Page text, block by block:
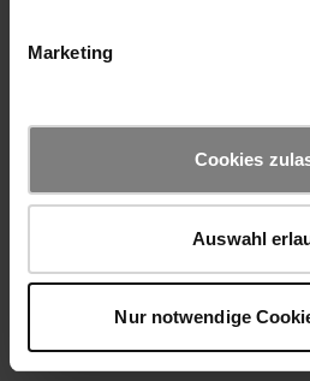
Marketing
Cookies
Auswahl
Nur notwendige